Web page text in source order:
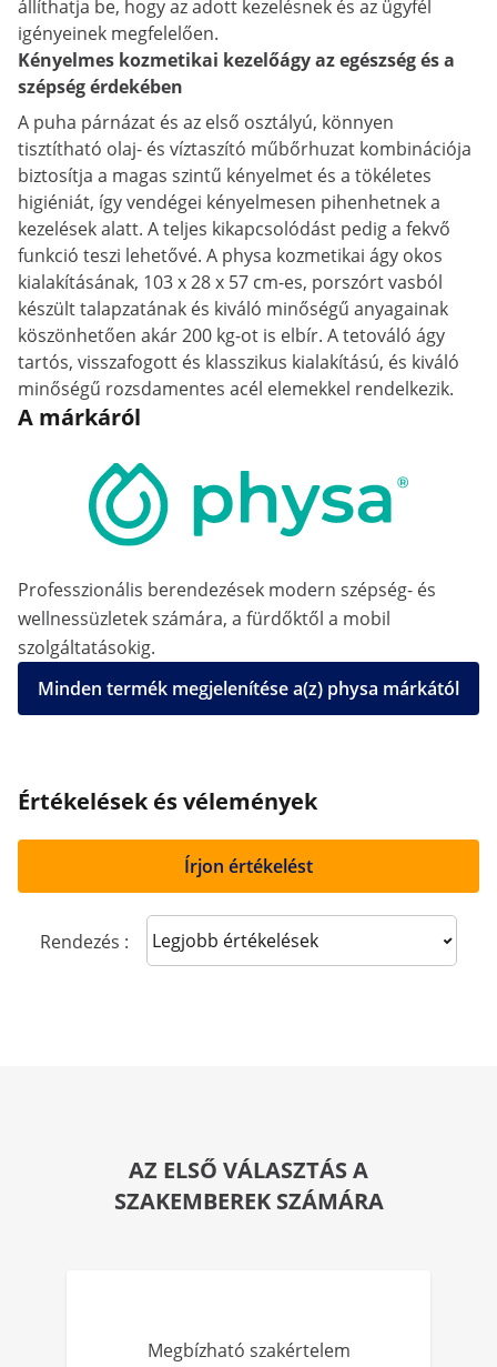
állíthatja be, hogy az adott kezelésnek és az ügyfél
igényeinek megfelelően.
Kényelmes kozmetikai kezelőágy az egészség és a
szépség érdekében
A puha párnázat és az első osztályú, könnyen
tisztítható olaj- és víztaszító műbőrhuzat kombinációja
biztosítja a magas szintű kényelmet és a tökéletes
higiéniát, így vendégei kényelmesen pihenhetnek a
kezelések alatt. A teljes kikapcsolódást pedig a fekvő
funkció teszi lehetővé. A physa kozmetikai ágy okos
kialakításának, 103 x 28 x 57 cm-es, porszórt vasból
készült talapzatának és kiváló minőségű anyagainak
köszönhetően akár 200 kg-ot is elbír. A tetováló ágy
tartós, visszafogott és klasszikus kialakítású, és kiváló
minőségű rozsdamentes acél elemekkel rendelkezik.
A márkáról
Professzionális berendezések modern szépség- és
wellnessüzletek számára, a fürdőktől a mobil
szolgáltatásokig.
Minden termék megjelenítése a(z) physa márkától
Értékelések és vélemények
Írjon értékelést
Rendezés : Sort reviews
AZ ELSŐ VÁLASZTÁS A
SZAKEMBEREK SZÁMÁRA
Megbízható szakértelem